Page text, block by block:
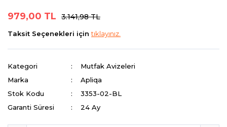
979,00 TL
3.141,98 TL
Taksit Seçenekleri içintıklayınız.
Kategori
Mutfak Avizeleri
Marka
Apliqa
Stok Kodu
3353-02-BL
Garanti Süresi
24 Ay